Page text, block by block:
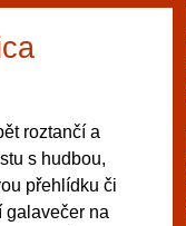
roztančí a
s hudbou,
přehlídku či
galavečer na
v Brně: Od
památky, skvělé
Mimo jiné je ale také
bezpečně vyzkoušet
kvetoucí moravské
her od klasické